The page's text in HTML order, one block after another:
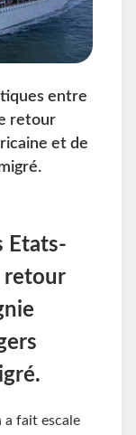
entre
retour
et de
Etats-
retour
a fait escale